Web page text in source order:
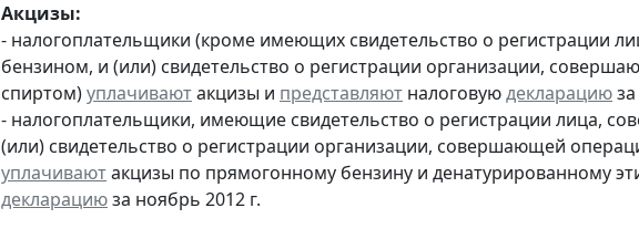
Акцизы:
- налогоплательщики (кроме имеющих свидетельство о регистрации
бензином, и (или) свидетельство о регистрации организации,
спиртом)уплачиваютакцизы и представляют налоговуюдекларацию
- налогоплательщики, имеющие свидетельство о регистрации лица,
(или) свидетельство о регистрации организации, совершающей
уплачиваютакцизы по прямогонному бензину и денатурированному
декларациюза ноябрь 2012 г.